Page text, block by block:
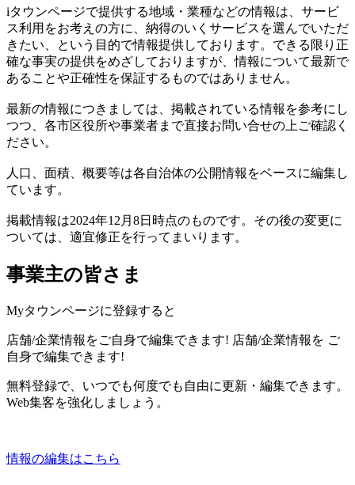
iタウンページで提供する地域・業種などの情報は、サービ
ス利用をお考えの方に、納得のいくサービスを選んでいただ
きたい、という目的で情報提供しております。できる限り正
確な事実の提供をめざしておりますが、情報について最新で
あることや正確性を保証するものではありません。
最新の情報につきましては、掲載されている情報を参考にし
つつ、各市区役所や事業者まで直接お問い合せの上ご確認く
ださい。
人口、面積、概要等は各自治体の公開情報をベースに編集し
ています。
掲載情報は2024年12月8日時点のものです。その後の変更に
ついては、適宜修正を行ってまいります。
事業主の皆さま
Myタウンページに登録すると
店舗/企業情報をご自身で編集できます! 店舗/企業情報を ご
自身で編集できます!
無料登録で、いつでも何度でも自由に更新・編集できます。
Web集客を強化しましょう。
情報の編集はこちら